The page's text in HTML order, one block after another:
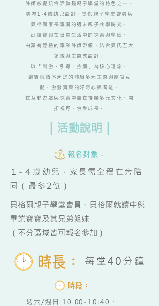
外師感覺統合活動是親子學堂的特色之一，
專為1-4歲幼兒設計，提供親子學堂會員與
貝格爾家長專屬的週末親子共學時光，
延續寶貝在日常生活中的探索與學習。
由富有經驗的專業外師帶領，結合貝氏五大
領域與主題式設計，
以「刺激、引導、持續」為核心理念，
讓寶貝循序漸進的體驗多元主題與感官互
動，激發寶貝的好奇心與潛能，
在互動遊戲與探索中 自在接觸多元文化、開
拓視野，快樂成長。
｜活動說明｜
１-４歲幼兒，家長需全程在旁陪
同（最多2位）
貝格爾親子學堂會員、貝格爾就讀中與
畢業寶寶及其兄弟姐妹
（不分區域皆可報名參加）
每堂40分鐘
週六/週日 10:00-10:40、